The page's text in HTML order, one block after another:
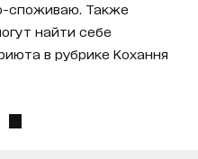
споживаю. Также
найти себе
в рубрике Кохання